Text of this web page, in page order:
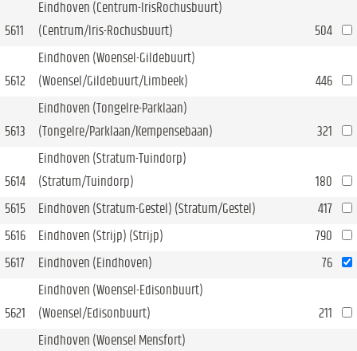
5611
Eindhoven (Centrum-IrisRochusbuurt)
(Centrum/Iris-Rochusbuurt)
504
5612
Eindhoven (Woensel-Gildebuurt)
(Woensel/Gildebuurt/Limbeek)
446
5613
Eindhoven (Tongelre-Parklaan)
(Tongelre/Parklaan/Kempensebaan)
321
5614
Eindhoven (Stratum-Tuindorp)
(Stratum/Tuindorp)
180
5615
Eindhoven (Stratum-Gestel) (Stratum/Gestel)
417
5616
Eindhoven (Strijp) (Strijp)
790
5617
Eindhoven (Eindhoven) 76
5621
Eindhoven (Woensel-Edisonbuurt)
(Woensel/Edisonbuurt)
211
Eindhoven (Woensel Mensfort)